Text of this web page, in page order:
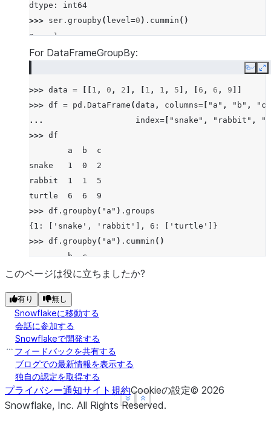
dtype: int64
>>> ser . groupby( level=0 ) . cummin ()
a    1
a    1
Show less
See more
For DataFrameGroupBy:
Copy
>>> data = 1 , 0 , 2 ], 1 , 1 , 5 ], 6 , 6 , 9
>>> df = pd . DataFrame (data , columns= "a" , "b" ,
"c"
...
index= "snake" , "rabbit" ,
>>> df
        a  b  c
snake   1  0  2
rabbit  1  1  5
turtle  6  6  9
>>> df . groupby( "a" ) . groups
{1: ['snake', 'rabbit'], 6: ['turtle']}
>>> df . groupby( "a" ) . cummin ()
        b  c
snake   0  2
turtle  6  9
Show less
See more
このページは役に立ちましたか?
有り 無し
Snowflakeに移動する
会話に参加する
Snowflakeで開発する
フィードバックを共有する
ブログでの最新情報を表示する
独自の認定を取得する
プライバシー通知サイト規約Cookieの設定© 2026
Snowflake, Inc. All Rights Reserved.